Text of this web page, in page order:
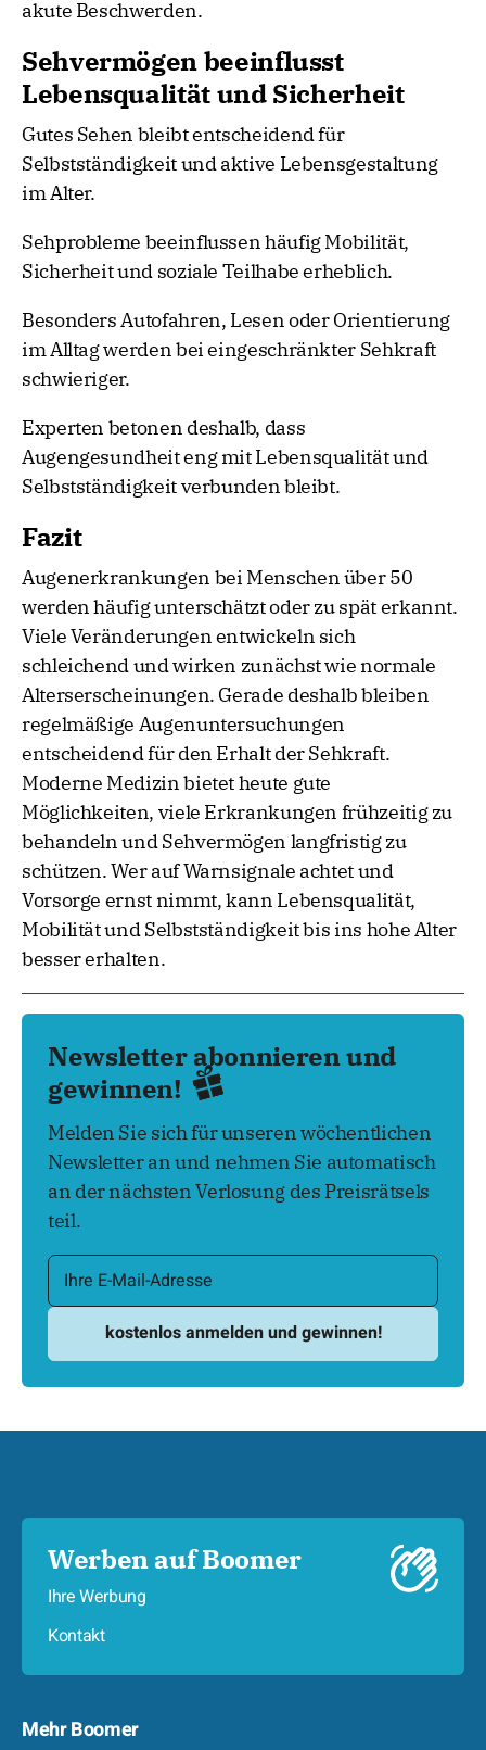
akute Beschwerden.
Sehvermögen beeinflusst
Lebensqualität und Sicherheit
Gutes Sehen bleibt entscheidend für
Selbstständigkeit und aktive Lebensgestaltung
im Alter.
Sehprobleme beeinflussen häufig Mobilität,
Sicherheit und soziale Teilhabe erheblich.
Besonders Autofahren, Lesen oder Orientierung
im Alltag werden bei eingeschränkter Sehkraft
schwieriger.
Experten betonen deshalb, dass
Augengesundheit eng mit Lebensqualität und
Selbstständigkeit verbunden bleibt.
Fazit
Augenerkrankungen bei Menschen über 50
werden häufig unterschätzt oder zu spät erkannt.
Viele Veränderungen entwickeln sich
schleichend und wirken zunächst wie normale
Alterserscheinungen. Gerade deshalb bleiben
regelmäßige Augenuntersuchungen
entscheidend für den Erhalt der Sehkraft.
Moderne Medizin bietet heute gute
Möglichkeiten, viele Erkrankungen frühzeitig zu
behandeln und Sehvermögen langfristig zu
schützen. Wer auf Warnsignale achtet und
Vorsorge ernst nimmt, kann Lebensqualität,
Mobilität und Selbstständigkeit bis ins hohe Alter
besser erhalten.
Newsletter abonnieren und
gewinnen!
Melden Sie sich für unseren wöchentlichen
Newsletter an und nehmen Sie automatisch
an der nächsten Verlosung des Preisrätsels
teil.
Werben auf Boomer
Ihre Werbung
Kontakt
Mehr Boomer